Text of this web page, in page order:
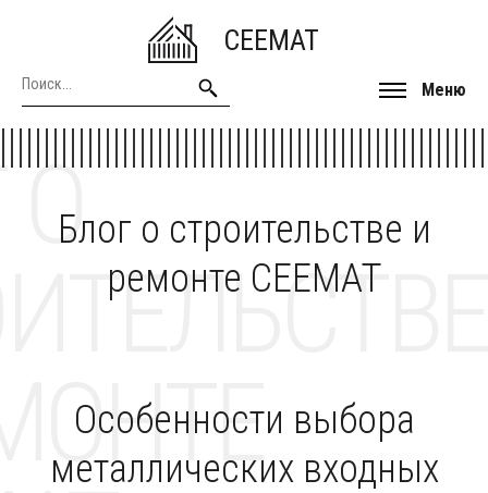
CEEMAT
Меню
Блог о строительстве и
ремонте CEEMAT
О
Особенности выбора
металлических входных